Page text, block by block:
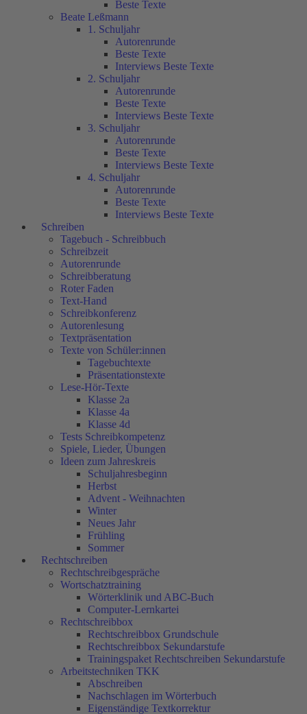
Beste Texte
Beate Leßmann
1. Schuljahr
Autorenrunde
Beste Texte
Interviews Beste Texte
2. Schuljahr
Autorenrunde
Beste Texte
Interviews Beste Texte
3. Schuljahr
Autorenrunde
Beste Texte
Interviews Beste Texte
4. Schuljahr
Autorenrunde
Beste Texte
Interviews Beste Texte
Schreiben
Tagebuch - Schreibbuch
Schreibzeit
Autorenrunde
Schreibberatung
Roter Faden
Text-Hand
Schreibkonferenz
Autorenlesung
Textpräsentation
Texte von Schüler:innen
Tagebuchtexte
Präsentationstexte
Lese-Hör-Texte
Klasse 2a
Klasse 4a
Klasse 4d
Tests Schreibkompetenz
Spiele, Lieder, Übungen
Ideen zum Jahreskreis
Schuljahresbeginn
Herbst
Advent - Weihnachten
Winter
Neues Jahr
Frühling
Sommer
Rechtschreiben
Rechtschreibgespräche
Wortschatztraining
Wörterklinik und ABC-Buch
Computer-Lernkartei
Rechtschreibbox
Rechtschreibbox Grundschule
Rechtschreibbox Sekundarstufe
Trainingspaket Rechtschreiben Sekundarstufe
Arbeitstechniken TKK
Abschreiben
Nachschlagen im Wörterbuch
Eigenständige Textkorrektur